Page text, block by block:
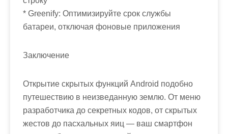
* Greenify: Оптимизируйте срок службы
батареи, отключая фоновые приложения
Заключение
Открытие скрытых функций Android подобно
путешествию в неизведанную землю. От меню
разработчика до секретных кодов, от скрытых
жестов до пасхальных яиц — ваш смартфон